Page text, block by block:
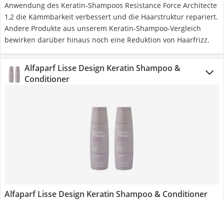
Anwendung des Keratin-Shampoos Resistance Force Architecte
1,2 die Kämmbarkeit verbessert und die Haarstruktur repariert.
Andere Produkte aus unserem Keratin-Shampoo-Vergleich
bewirken darüber hinaus noch eine Reduktion von Haarfrizz.
Alfaparf Lisse Design Keratin Shampoo &
Conditioner
Alfaparf Lisse Design Keratin Shampoo & Conditioner